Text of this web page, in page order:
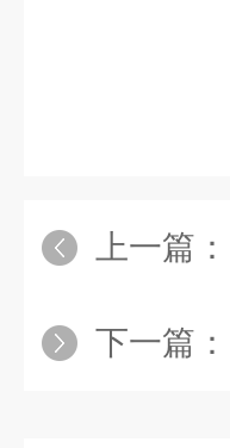
上一篇：
下一篇：